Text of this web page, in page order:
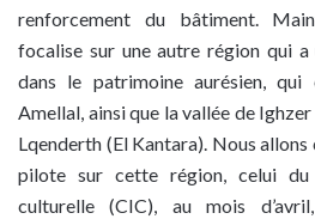
renforcement du bâtiment.
focalise sur une autre région qui
dans le patrimoine aurésien,
Amellal, ainsi que la vallée de
Lqenderth (El Kantara). Nous
pilote sur cette région, celui du
culturelle (CIC), au mois